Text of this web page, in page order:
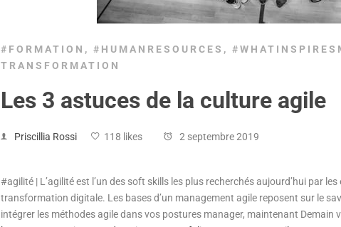
#FORMATION , #HUMANRESOURCES ,
TRANSFORMATION
Les 3 astuces de la culture agile
Priscillia Rossi 118 likes 2 septembre 2019
#agilité | L’agilité est l’un des soft skills les plus recherchés aujourd’hui par
transformation digitale. Les bases d’un management agile reposent sur le
intégrer les méthodes agile dans vos postures manager, maintenant Demain